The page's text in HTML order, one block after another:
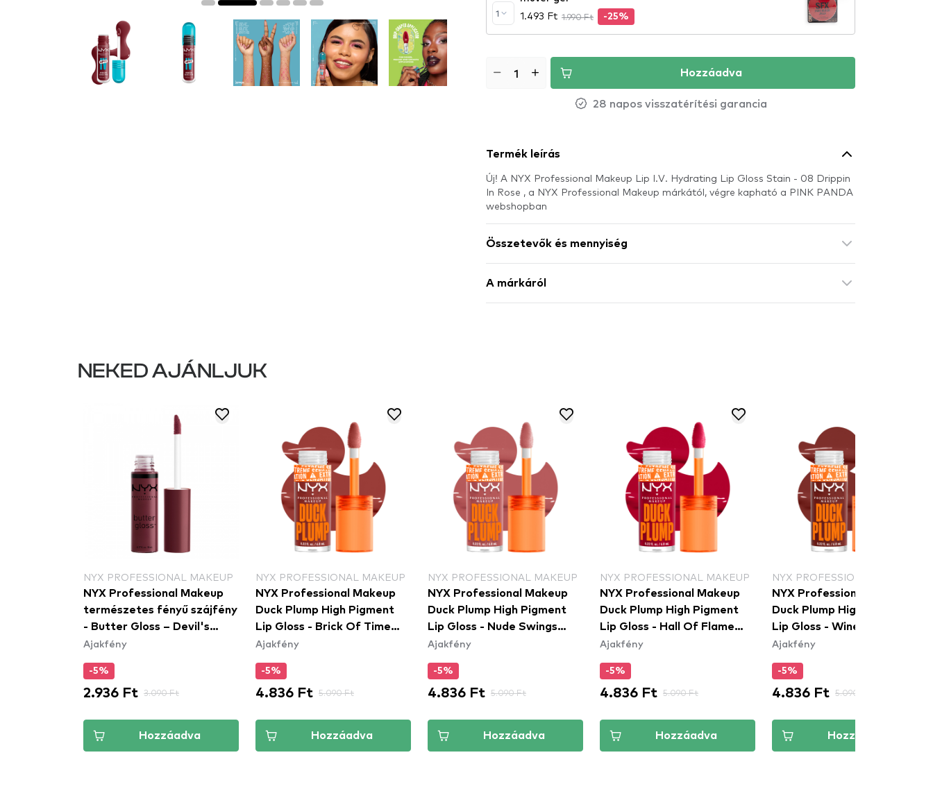
1
1.493 Ft 1.990 Ft -25%
Hozzáadva
28 napos visszatérítési garancia
Termék leírás
Új! A NYX Professional Makeup Lip I.V. Hydrating Lip Gloss Stain - 08 Drippin
In Rose , a NYX Professional Makeup márkától, végre kapható a PINK PANDA
webshopban
Összetevők és mennyiség
A márkáról
NEKED AJÁNLJUK
NYX PROFESSIONAL MAKEUP
NYX Professional Makeup
természetes fényű szájfény
- Butter Gloss – Devil's
Food Cake (BLG22)
Ajakfény
-5%
2.936 Ft 3.090 Ft
Hozzáadva
NYX PROFESSIONAL MAKEUP
NYX Professional Makeup
Duck Plump High Pigment
Lip Gloss - Brick Of Time
(DPLL06)
Ajakfény
-5%
4.836 Ft 5.090 Ft
Hozzáadva
NYX PROFESSIONAL MAKEUP
NYX Professional Makeup
Duck Plump High Pigment
Lip Gloss - Nude Swings
(DPLL03)
Ajakfény
-5%
4.836 Ft 5.090 Ft
Hozzáadva
NYX PROFESSIONAL MAKEUP
NYX Professional Makeup
Duck Plump High Pigment
Lip Gloss - Hall Of Flame
(DPLL14)
Ajakfény
-5%
4.836 Ft 5.090 Ft
Hozzáadva
NYX PROFESSIONAL MAKEUP
NYX Professional Makeup
Duck Plump High Pigment
Lip Gloss - Wine Not
(DPLL16)
Ajakfény
-5%
4.836 Ft 5.090 Ft
Hozzáadva